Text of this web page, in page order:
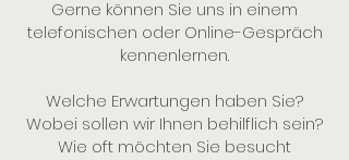
Gerne können Sie uns in einem
telefonischen oder Online-Gespräch
kennenlernen.
Welche Erwartungen haben Sie?
Wobei sollen wir Ihnen behilflich sein?
Wie oft möchten Sie besucht